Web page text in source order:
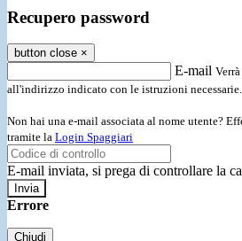
Recupero password
button close ×
E-mail
all'indirizzo indicato con le istruzioni necessarie.
Non hai una e-mail associata al nome utente?
tramite la Login Spaggiari
E-mail inviata, si prega di controllare la
Errore
Chiudi